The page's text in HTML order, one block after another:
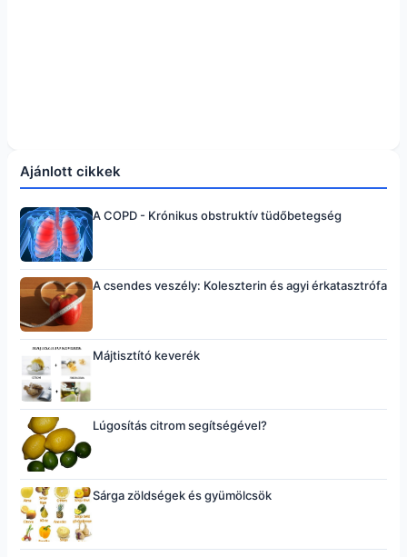
Ajánlott cikkek
A COPD - Krónikus obstruktív tüdőbetegség
A csendes veszély: Koleszterin és agyi érkatasztrófa
Májtisztító keverék
Lúgosítás citrom segítségével?
Sárga zöldségek és gyümölcsök